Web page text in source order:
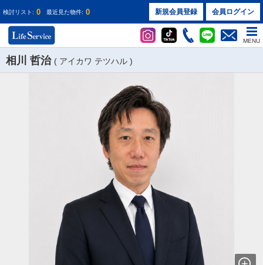
検討リスト: 0 最近見た物件: 0 新規会員登録 会員ログイン
MENU
相川 哲治 ( アイカワ テツハル )